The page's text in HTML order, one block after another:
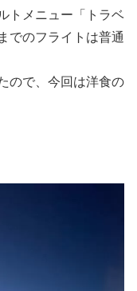
トメニュー「トラベ
でのフライトは普通
ので、今回は洋食の